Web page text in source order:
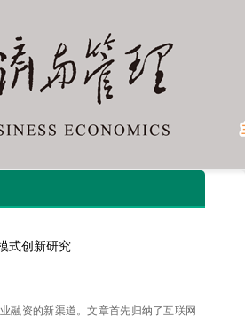
式创新研究
融资的新渠道。文章首先归纳了互联网